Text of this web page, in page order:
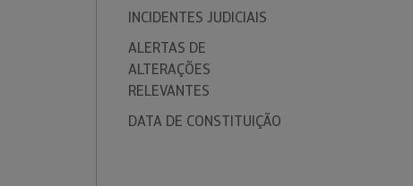
INCIDENTES JUDICIAIS
ALERTAS DE
ALTERAÇÕES
RELEVANTES
DATA DE CONSTITUIÇÃO